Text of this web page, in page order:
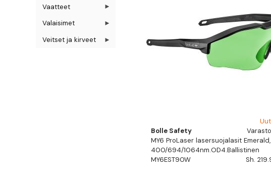
Bolle Safety
MY6 ProLaser lasersuojalasit Emerald,
400/694/1064nm.OD4.Ballistinen
MY6EST90W
Sh.
Vaatteet
Valaisimet
Veitset ja kirveet